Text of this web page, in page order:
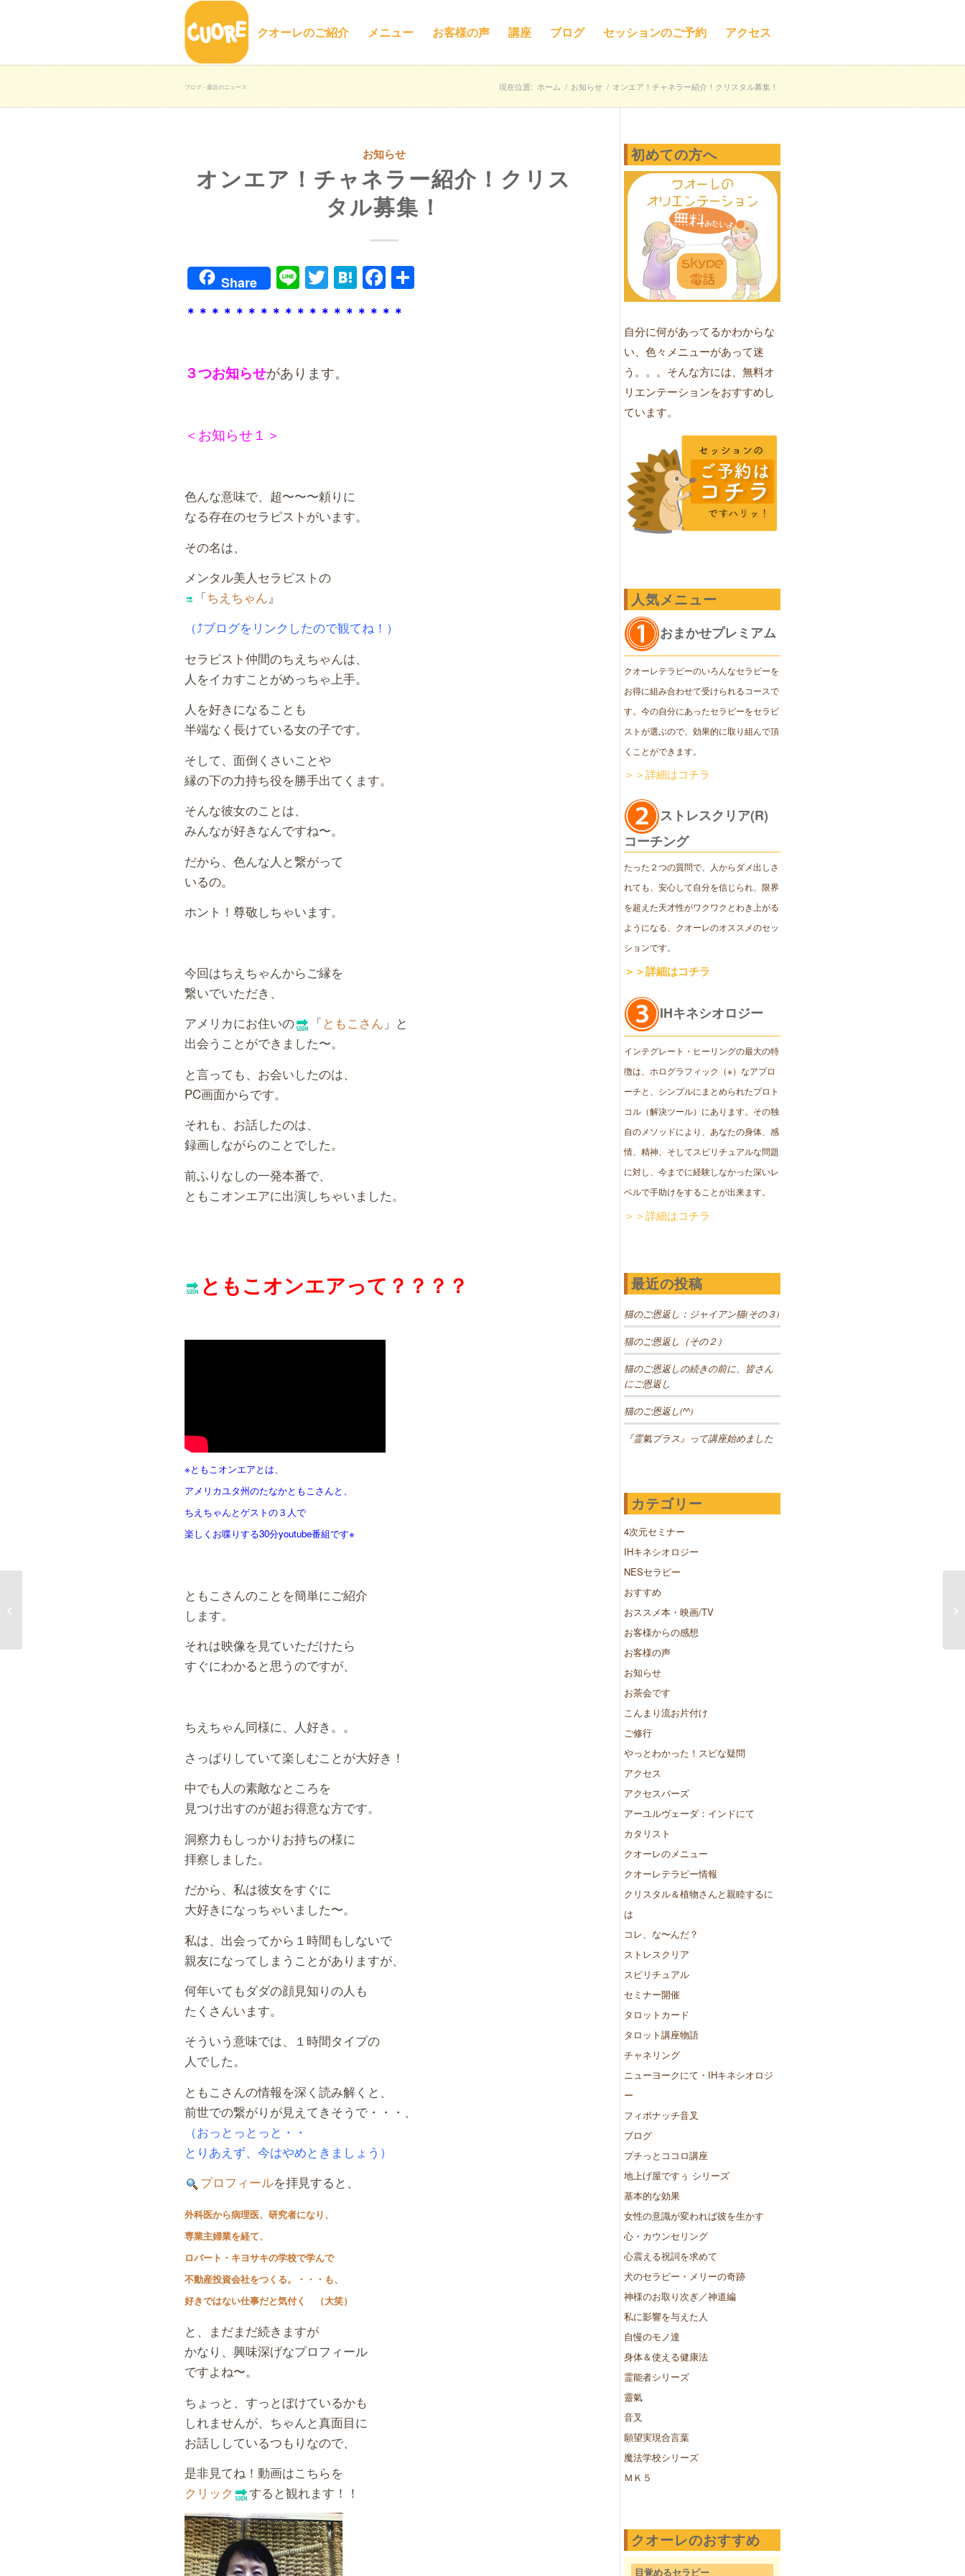
クオーレのご紹介 メニュー お客様の声 講座 ブログ セッションのご予約 アクセス
ブログ - 最近のニュース 現在位置: ホーム / お知らせ / オンエア！チャネラー紹介！クリスタル募集！
お知らせ
オンエア！チャネラー紹介！クリス
タル募集！
Share LineTwitter
HatenaFacebook
＊＊＊＊＊＊＊＊＊＊＊＊＊＊＊＊＊＊
３つお知らせがあります。
＜お知らせ１＞
色んな意味で、超〜〜〜頼りに
なる存在のセラピストがいます。
その名は、
メンタル美人セラピストの
「ちえちゃん』
（⤴︎ブログをリンクしたので観てね！）
セラピスト仲間のちえちゃんは、
人をイカすことがめっちゃ上手。
人を好きになることも
半端なく長けている女の子です。
そして、面倒くさいことや
縁の下の力持ち役を勝手出てくます。
そんな彼女のことは、
みんなが好きなんですね〜。
だから、色んな人と繋がって
いるの。
ホント！尊敬しちゃいます。
今回はちえちゃんからご縁を
繋いでいただき、
アメリカにお住いの
「ともこさん 」と
出会うことができました〜。
と言っても、お会いしたのは、
PC画面からです。
それも、お話したのは、
録画しながらのことでした。
前ふりなしの一発本番で、
ともこオンエアに出演しちゃいました。
ともこオンエアって？？？？
※ともこオンエアとは、
アメリカユタ州のたなかともこさんと、
ちえちゃんとゲストの３人で
楽しくお喋りする30分youtube番組です※
ともこさんのことを簡単にご紹介
します。
それは映像を見ていただけたら
すぐにわかると思うのですが、
ちえちゃん同様に、人好き。。
さっぱりしていて楽しむことが大好き！
中でも人の素敵なところを
見つけ出すのが超お得意な方です。
洞察力もしっかりお持ちの様に
拝察しました。
だから、私は彼女をすぐに
大好きになっちゃいました〜。
私は、出会ってから１時間もしないで
親友になってしまうことがありますが、
何年いてもダダの顔見知りの人も
たくさんいます。
そういう意味では、１時間タイプの
人でした。
ともこさんの情報を深く読み解くと、
前世での繋がりが見えてきそうで・・・、
（おっとっとっと・・
とりあえず、今はやめときましょう）
プロフィールを拝見すると、
外科医から病理医、研究者になり、
専業主婦業を経て、
ロバート・キヨサキの学校で学んで
不動産投資会社をつくる。・・・も、
好きではない仕事だと気付く （大笑）
と、まだまだ続きますが
かなり、興味深げなプロフィール
ですよね〜。
ちょっと、すっとぼけているかも
しれませんが、ちゃんと真面目に
お話ししているつもりなので、
是非見てね！動画はこちらを
クリック
すると観れます！！
初めての方へ
自分に何があってるかわからな
い、色々メニューがあって迷
う。。。そんな方には、無料オ
リエンテーションをおすすめし
ています。
人気メニュー
おまかせプレミアム
クオーレテラピーのいろんなセラピーを
お得に組み合わせて受けられるコースで
す。今の自分にあったセラピーをセラピ
ストが選ぶので、効果的に取り組んで頂
くことができます。
＞＞詳細はコチラ
ストレスクリア(R)
コーチング
たった２つの質問で、人からダメ出しさ
れても、安心して自分を信じられ、限界
を超えた天才性がワクワクとわき上がる
ようになる、クオーレのオススメのセッ
ションです。
＞＞詳細はコチラ
IHキネシオロジー
インテグレート・ヒーリングの最大の特
徴は、ホログラフィック（※）なアプロ
ーチと、シンプルにまとめられたプロト
コル（解決ツール）にあります。その独
自のメソッドにより、あなたの身体、感
情、精神、そしてスピリチュアルな問題
に対し、今までに経験しなかった深いレ
ベルで手助けをすることが出来ます。
＞＞詳細はコチラ
最近の投稿
猫のご恩返し：ジャイアン猫(その３)
猫のご恩返し（その２）
猫のご恩返しの続きの前に、皆さん
にご恩返し
猫のご恩返し(^^)
『霊氣プラス』って講座始めました
カテゴリー
4次元セミナー
IHキネシオロジー
NESセラピー
おすすめ
おススメ本・映画/TV
お客様からの感想
お客様の声
お知らせ
お茶会です
こんまり流お片付け
ご修行
やっとわかった！スピな疑問
アクセス
アクセスバーズ
アーユルヴェーダ：インドにて
カタリスト
クオーレのメニュー
クオーレテラピー情報
クリスタル＆植物さんと親睦するに
は
コレ、な〜んだ？
ストレスクリア
スピリチュアル
セミナー開催
タロットカード
タロット講座物語
チャネリング
ニューヨークにて・IHキネシオロジ
ー
フィボナッチ音叉
ブログ
プチっとココロ講座
地上げ屋ですぅ シリーズ
基本的な効果
女性の意識が変われば彼を生かす
心・カウンセリング
心震える祝詞を求めて
犬のセラピー・メリーの奇跡
神様のお取り次ぎ／神道編
私に影響を与えた人
自慢のモノ達
身体＆使える健康法
霊能者シリーズ
靈氣
音叉
願望実現合言葉
魔法学校シリーズ
ＭＫ５
クオーレのおすすめ
目覚めるセラピー